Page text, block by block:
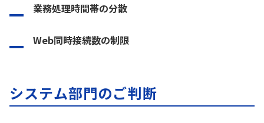
業務処理時間帯の分散
Web同時接続数の制限
システム部門のご判断